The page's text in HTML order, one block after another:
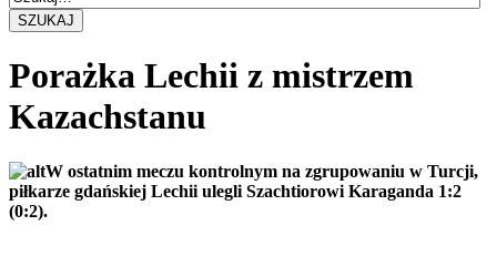
SZUKAJ
Porażka Lechii z mistrzem
Kazachstanu
W ostatnim meczu kontrolnym na zgrupowaniu w Turcji,
piłkarze gdańskiej Lechii ulegli Szachtiorowi Karaganda 1:2
(0:2).